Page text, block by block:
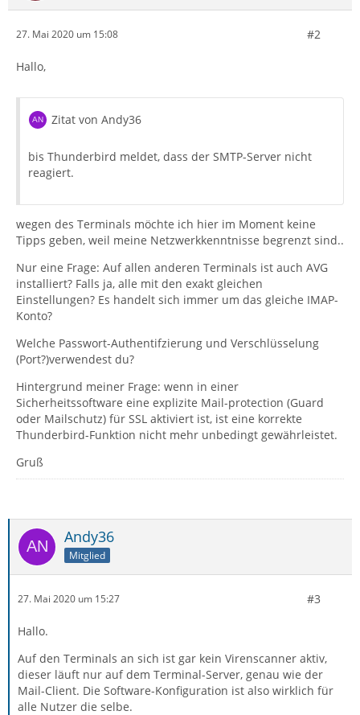
27. Mai 2020 um 15:08 #2
Hallo,
Zitat von Andy36
bis Thunderbird meldet, dass der SMTP-Server nicht
reagiert.
wegen des Terminals möchte ich hier im Moment keine
Tipps geben, weil meine Netzwerkkenntnisse begrenzt sind..
Nur eine Frage: Auf allen anderen Terminals ist auch AVG
installiert? Falls ja, alle mit den exakt gleichen
Einstellungen? Es handelt sich immer um das gleiche IMAP-
Konto?
Welche Passwort-Authentifzierung und Verschlüsselung
(Port?)verwendest du?
Hintergrund meiner Frage: wenn in einer
Sicherheitssoftware eine explizite Mail-protection (Guard
oder Mailschutz) für SSL aktiviert ist, ist eine korrekte
Thunderbird-Funktion nicht mehr unbedingt gewährleistet.
Gruß
Andy36
Mitglied
27. Mai 2020 um 15:27 #3
Hallo.
Auf den Terminals an sich ist gar kein Virenscanner aktiv,
dieser läuft nur auf dem Terminal-Server, genau wie der
Mail-Client. Die Software-Konfiguration ist also wirklich für
alle Nutzer die selbe.